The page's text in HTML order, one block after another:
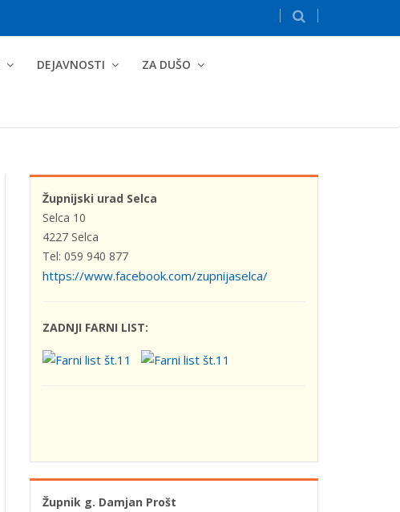
DEJAVNOSTI ZA DUŠO
Župnijski urad Selca
Selca 10
4227 Selca
Tel: 059 940 877
https://www.facebook.com/zupnijaselca/
ZADNJI FARNI LIST:
Župnik g. Damjan Prošt